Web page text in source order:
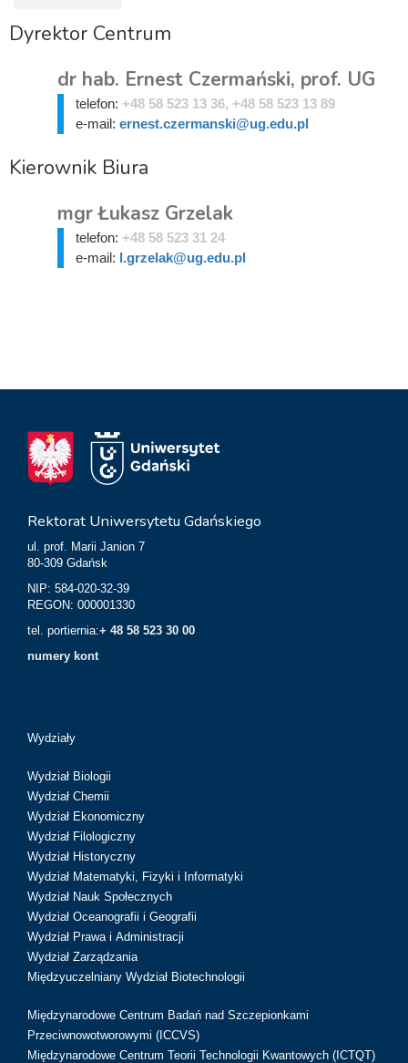
Dyrektor Centrum
dr hab. Ernest Czermański, prof. UG
telefon: +48 58 523 13 36, +48 58 523 13 89
e-mail: ernest.czermanski@ug.edu.pl
Kierownik Biura
mgr Łukasz Grzelak
telefon: +48 58 523 31 24
e-mail: l.grzelak@ug.edu.pl
Rektorat Uniwersytetu Gdańskiego
ul. prof. Marii Janion 7
80-309 Gdańsk
NIP: 584-020-32-39
REGON: 000001330
tel. portiernia:+ 48 58 523 30 00
numery kont
Wydziały
Wydział Biologii
Wydział Chemii
Wydział Ekonomiczny
Wydział Filologiczny
Wydział Historyczny
Wydział Matematyki, Fizyki i Informatyki
Wydział Nauk Społecznych
Wydział Oceanografii i Geografii
Wydział Prawa i Administracji
Wydział Zarządzania
Międzyuczelniany Wydział Biotechnologii
Międzynarodowe Centrum Badań nad Szczepionkami
Przeciwnowotworowymi (ICCVS)
Międzynarodowe Centrum Teorii Technologii Kwantowych (ICTQT)